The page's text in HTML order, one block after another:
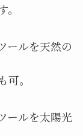
ールを天然の
。
ールを太陽光